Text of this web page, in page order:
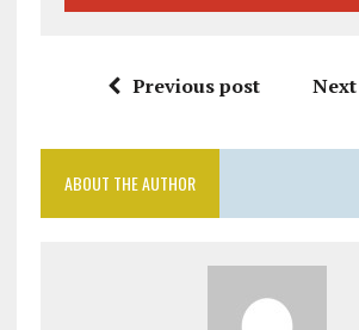
Previous post
ABOUT THE AUTHOR